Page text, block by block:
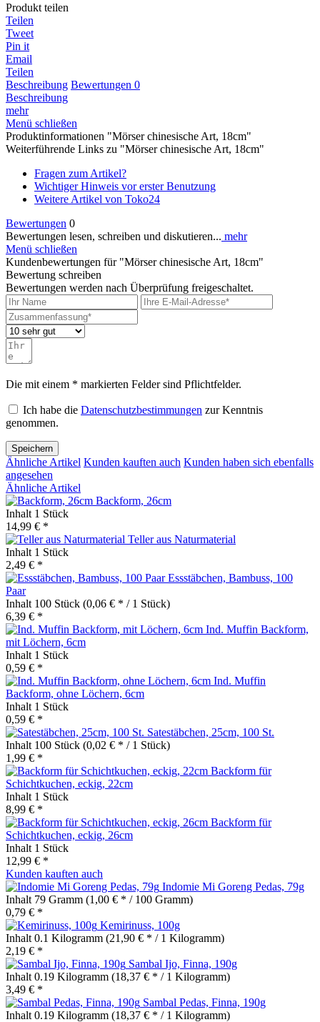
Produkt teilen
Teilen
Tweet
Pin it
Email
Teilen
Beschreibung Bewertungen 0
Beschreibung
mehr
Menü schließen
Produktinformationen "Mörser chinesische Art, 18cm"
Weiterführende Links zu "Mörser chinesische Art, 18cm"
Fragen zum Artikel?
Wichtiger Hinweis vor erster Benutzung
Weitere Artikel von Toko24
Bewertungen 0
Bewertungen lesen, schreiben und diskutieren... mehr
Menü schließen
Kundenbewertungen für "Mörser chinesische Art, 18cm"
Bewertung schreiben
Bewertungen werden nach Überprüfung freigeschaltet.
Die mit einem * markierten Felder sind Pflichtfelder.
Ich habe die Datenschutzbestimmungen zur Kenntnis
genommen.
Speichern
Ähnliche Artikel Kunden kauften auch Kunden haben sich ebenfalls
angesehen
Ähnliche Artikel
Backform, 26cm
Inhalt 1 Stück
14,99 € *
Teller aus Naturmaterial
Inhalt 1 Stück
2,49 € *
Essstäbchen, Bambuss, 100
Paar
Inhalt 100 Stück (0,06 € * / 1 Stück)
6,39 € *
Ind. Muffin Backform,
mit Löchern, 6cm
Inhalt 1 Stück
0,59 € *
Ind. Muffin
Backform, ohne Löchern, 6cm
Inhalt 1 Stück
0,59 € *
Satestäbchen, 25cm, 100 St.
Inhalt 100 Stück (0,02 € * / 1 Stück)
1,99 € *
Backform für
Schichtkuchen, eckig, 22cm
Inhalt 1 Stück
8,99 € *
Backform für
Schichtkuchen, eckig, 26cm
Inhalt 1 Stück
12,99 € *
Kunden kauften auch
Indomie Mi Goreng Pedas, 79g
Inhalt 79 Gramm (1,00 € * / 100 Gramm)
0,79 € *
Kemirinuss, 100g
Inhalt 0.1 Kilogramm (21,90 € * / 1 Kilogramm)
2,19 € *
Sambal Ijo, Finna, 190g
Inhalt 0.19 Kilogramm (18,37 € * / 1 Kilogramm)
3,49 € *
Sambal Pedas, Finna, 190g
Inhalt 0.19 Kilogramm (18,37 € * / 1 Kilogramm)